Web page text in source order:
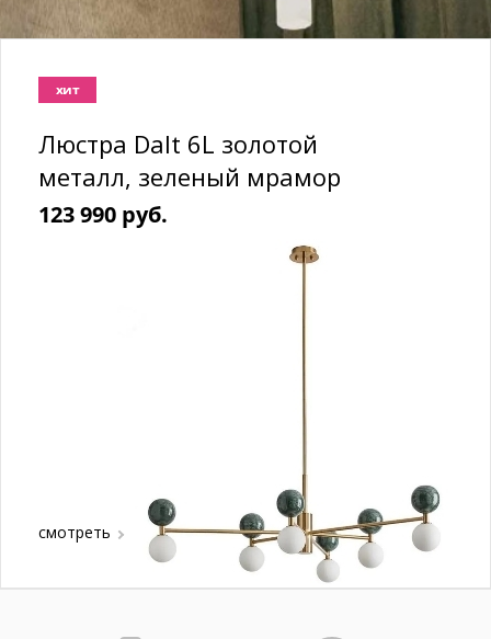
хит
смотреть
Люстра Dalt 6L золотой
металл, зеленый мрамор
123 990 руб.